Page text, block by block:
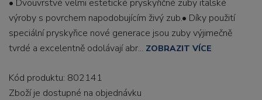
• Dvouvrstvé velmi estetické pryskyřičné zuby italské
výroby s povrchem napodobujícím živý zub.• Díky použití
speciální pryskyřice nové generace jsou zuby výjimečně
tvrdé a excelentně odolávají abr... ZOBRAZIT VÍCE
Kód produktu: 802141
Zboží je dostupné na objednávku